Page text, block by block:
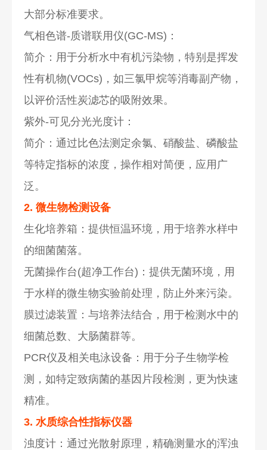
大部分标准要求。
气相色谱-质谱联用仪(GC-MS)：
简介：用于分析水中有机污染物，特别是挥发
性有机物(VOCs)，如三氯甲烷等消毒副产物，
以评价活性炭滤芯的吸附效果。
紫外-可见分光光度计：
简介：通过比色法测定余氯、硝酸盐、磷酸盐
等特定指标的浓度，操作相对简便，应用广
泛。
2. 微生物检测设备
生化培养箱：提供恒温环境，用于培养水样中
的细菌菌落。
无菌操作台(超净工作台)：提供无菌环境，用
于水样的微生物实验前处理，防止外来污染。
膜过滤装置：与培养法结合，用于检测水中的
细菌总数、大肠菌群等。
PCR仪及相关电泳设备：用于分子生物学检
测，如特定致病菌的基因片段检测，更为快速
精准。
3. 水质综合性指标仪器
浊度计：通过光散射原理，精确测量水的浑浊